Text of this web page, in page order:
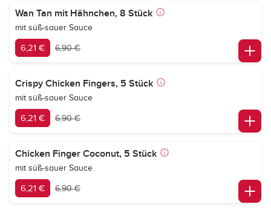
Wan Tan mit Hähnchen, 8 Stück
mit süß-sauer Sauce
6,21 € 6,90 €
Crispy Chicken Fingers, 5 Stück
mit süß-sauer Sauce
6,21 € 6,90 €
Chicken Finger Coconut, 5 Stück
mit süß-sauer Sauce
6,21 € 6,90 €